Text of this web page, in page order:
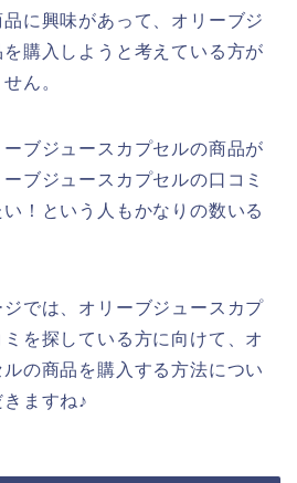
に興味があって、オリーブジ
購入しようと考えている方が
ん。
ブジュースカプセルの商品が
ブジュースカプセルの口コミ
！という人もかなりの数いる
では、オリーブジュースカプ
を探している方に向けて、オ
の商品を購入する方法につい
ますね♪